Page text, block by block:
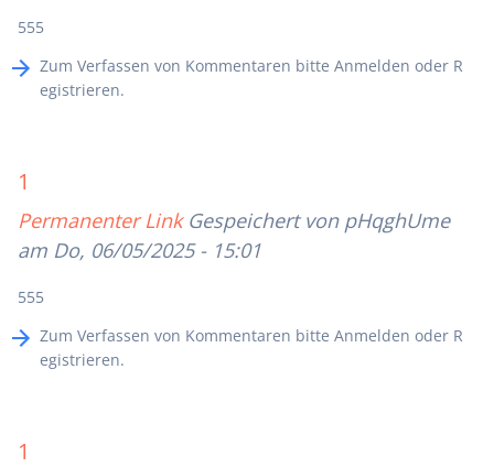
555
Zum Verfassen von Kommentaren bitte Anmelden oder R
egistrieren.
1
Permanenter Link Gespeichert von pHqghUme
am Do, 06/05/2025 - 15:01
555
Zum Verfassen von Kommentaren bitte Anmelden oder R
egistrieren.
1